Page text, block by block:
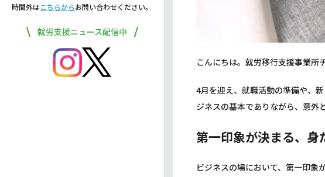
時間外はこちらからお問い合わせください。
就労支援ニュース配信中
こんにちは。就労移行支援事業所
4月を迎え、就職活動の準備や、
ジネスの基本でありながら、意外
第一印象が決まる、身
ビジネスの場において、第一印象